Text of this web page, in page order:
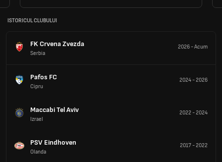
ISTORICUL CLUBULUI
FK Crvena Zvezda
Serbia
2026-Acum
Pafos FC
Cipru
2024-2026
Maccabi Tel Aviv
Izrael
2022-2024
PSV Eindhoven
Olanda
2017-2022